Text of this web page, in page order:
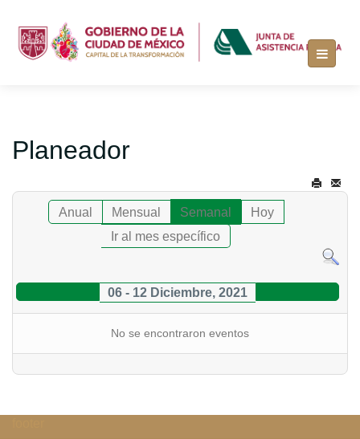
Planeador
Anual Mensual Semanal
Hoy
Ir al mes específico
06 - 12 Diciembre, 2021
No se encontraron eventos